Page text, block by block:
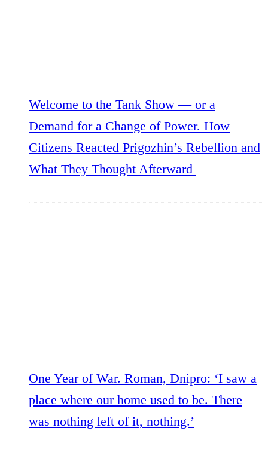
Welcome to the Tank Show — or a
Demand for a Change of Power. How
Citizens Reacted Prigozhin’s Rebellion and
What They Thought Afterward
One Year of War. Roman, Dnipro: ‘I saw a
place where our home used to be. There
was nothing left of it, nothing.’